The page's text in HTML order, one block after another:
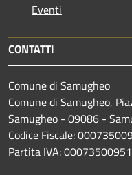
Eventi
CONTATTI
Comune di Samugheo
Comune di Samugheo,
Samugheo - 09086 -
Codice Fiscale:
Partita IVA: 00073500951